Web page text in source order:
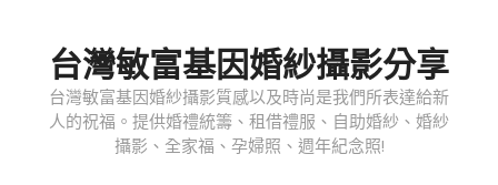
台灣敏富基因婚紗攝影分享
台灣敏富基因婚紗攝影質感以及時尚是我們所表達給新
人的祝福。提供婚禮統籌、租借禮服、自助婚紗、婚紗
攝影、全家福、孕婦照、週年紀念照!